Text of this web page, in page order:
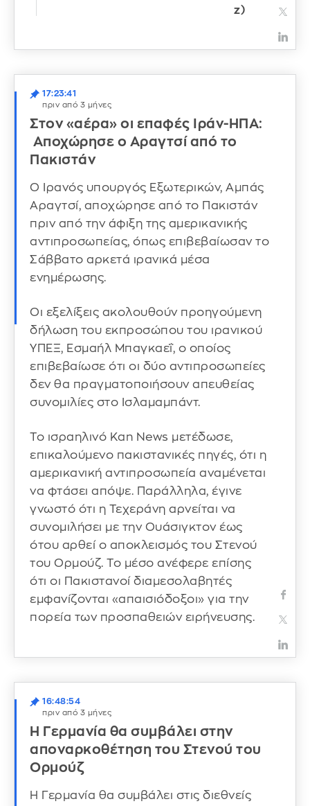
z)
17:23:41
πριν από 3 μήνες
Στον «αέρα» οι επαφές Ιράν-ΗΠΑ:
Αποχώρησε ο Αραγτσί από το
Πακιστάν
Ο Ιρανός υπουργός Εξωτερικών, Αμπάς
Αραγτσί, αποχώρησε από το Πακιστάν
πριν από την άφιξη της αμερικανικής
αντιπροσωπείας, όπως επιβεβαίωσαν το
Σάββατο αρκετά ιρανικά μέσα
ενημέρωσης.
Οι εξελίξεις ακολουθούν προηγούμενη
δήλωση του εκπροσώπου του ιρανικού
ΥΠΕΞ, Εσμαήλ Μπαγκαεΐ, ο οποίος
επιβεβαίωσε ότι οι δύο αντιπροσωπείες
δεν θα πραγματοποιήσουν απευθείας
συνομιλίες στο Ισλαμαμπάντ.
Το ισραηλινό Kan News μετέδωσε,
επικαλούμενο πακιστανικές πηγές, ότι η
αμερικανική αντιπροσωπεία αναμένεται
να φτάσει απόψε. Παράλληλα, έγινε
γνωστό ότι η Τεχεράνη αρνείται να
συνομιλήσει με την Ουάσιγκτον έως
ότου αρθεί ο αποκλεισμός του Στενού
του Ορμούζ. Το μέσο ανέφερε επίσης
ότι οι Πακιστανοί διαμεσολαβητές
εμφανίζονται «απαισιόδοξοι» για την
πορεία των προσπαθειών ειρήνευσης.
16:48:54
πριν από 3 μήνες
Η Γερμανία θα συμβάλει στην
αποναρκοθέτηση του Στενού του
Ορμούζ
Η Γερμανία θα συμβάλει στις διεθνείς